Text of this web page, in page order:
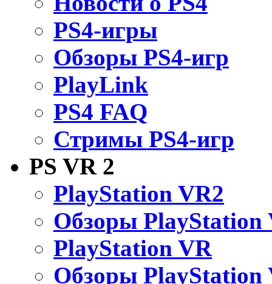
PS4-игры
Обзоры PS4-игр
PlayLink
PS4 FAQ
Стримы PS4-игр
PS VR 2
PlayStation VR2
Обзоры PlayStation
PlayStation VR
Обзоры PlayStation